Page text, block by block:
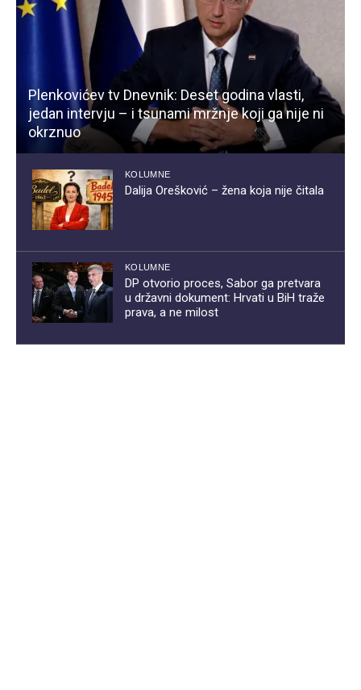
Plenkovićev tv Dnevnik: Deset godina vlasti,
jedan intervju – i tsunami mržnje koji ga nije ni
okrznuo
KOLUMNE
Dalija Orešković – žena koja nije čitala
KOLUMNE
DP otvorio proces, Sabor ga pretvara
u državni dokument: Hrvati u BiH traže
prava, a ne milost